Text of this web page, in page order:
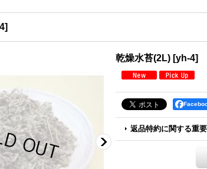
]
乾燥水苔(2L) [yh-4]
返品特約に関する重